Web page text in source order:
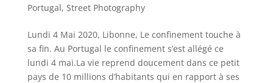
Portugal, Street Photography
Lundi 4 Mai 2020, Libonne, Le confinement touche à
sa fin. Au Portugal le confinement s’est allégé ce
lundi 4 mai.La vie reprend doucement dans ce petit
pays de 10 millions d’habitants qui en rapport à ses